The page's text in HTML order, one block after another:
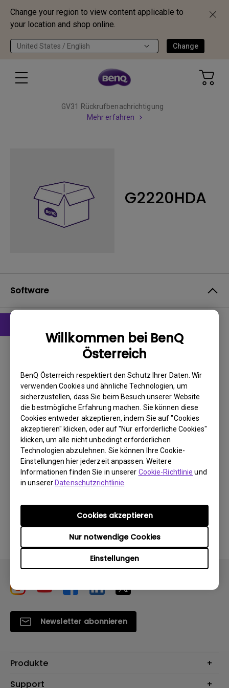
Change your region to view content applicable to
your location and shop online.
United States / English Change
Willkommen bei BenQ
Österreich
BenQ Österreich respektiert den Schutz Ihrer Daten. Wir
verwenden Cookies und ähnliche Technologien, um
sicherzustellen, dass Sie beim Besuch unserer Website
die bestmögliche Erfahrung machen. Sie können diese
Cookies entweder akzeptieren, indem Sie auf "Cookies
akzeptieren" klicken, oder auf "Nur erforderliche Cookies"
klicken, um alle nicht unbedingt erforderlichen
Technologien abzulehnen. Sie können Ihre Cookie-
Einstellungen hier jederzeit anpassen. Weitere
Informationen finden Sie in unserer Cookie-Richtlinie und
in unsererDatenschutzrichtlinie
Einstellungen
Nur notwendige Cookies
Cookies akzeptieren
GV31 Rückrufbenachrichtigung
Mehr erfahren
G2220HDA
Software
BS:WindowVista|WinXP
OS Version:
Version:
Update: 2009/03/23
Dateigröße: 25.85 KB
Herunterladen
Durch die Nutzung eines der oben genannten
Softwareprogramme erklären Sie sich mit unseren
Bedingungen derEndbenutzer-Lizenzvereinbarungen
Newsletter abonnieren
Produkte
Beamer
Support